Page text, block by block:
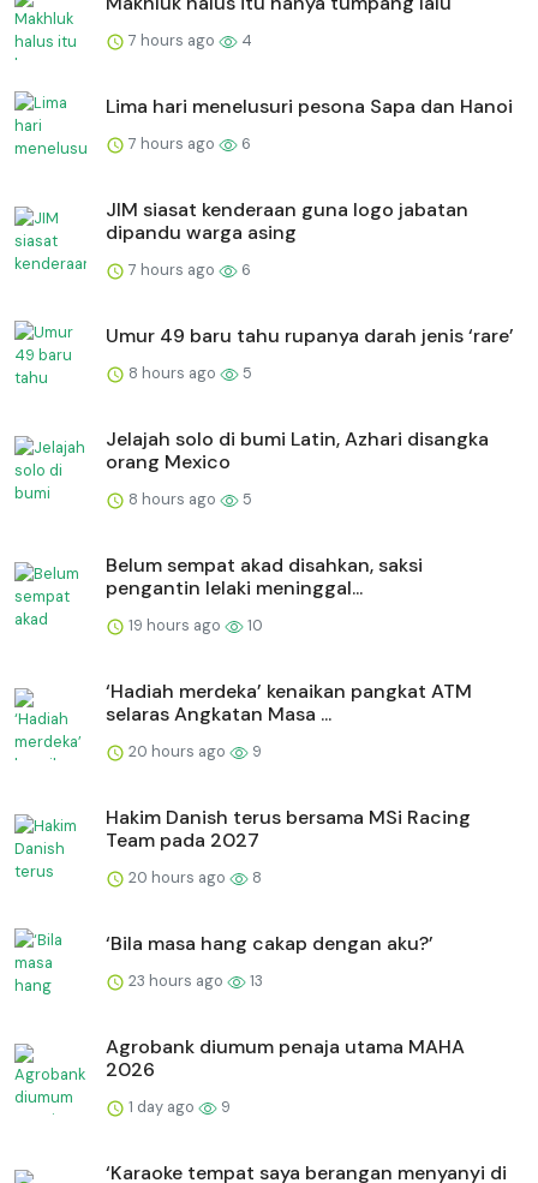
7 hours ago 4
Lima hari menelusuri pesona Sapa dan Hanoi
7 hours ago 6
JIM siasat kenderaan guna logo jabatan
dipandu warga asing
7 hours ago 6
Umur 49 baru tahu rupanya darah jenis ‘rare’
8 hours ago 5
Jelajah solo di bumi Latin, Azhari disangka
orang Mexico
8 hours ago 5
Belum sempat akad disahkan, saksi
pengantin lelaki meninggal...
19 hours ago 10
‘Hadiah merdeka’ kenaikan pangkat ATM
selaras Angkatan Masa ...
20 hours ago 9
Hakim Danish terus bersama MSi Racing
Team pada 2027
20 hours ago 8
‘Bila masa hang cakap dengan aku?’
23 hours ago 13
Agrobank diumum penaja utama MAHA
2026
1 day ago 9
‘Karaoke tempat saya berangan menyanyi di